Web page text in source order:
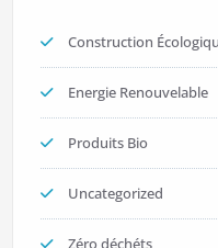
Construction
Energie Renouvelable
Produits Bio
Uncategorized
Zéro déchéts